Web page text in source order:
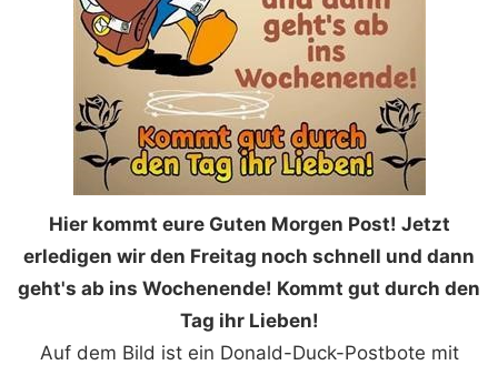
Hier kommt eure Guten Morgen Post! Jetzt
erledigen wir den Freitag noch schnell und dann
geht's ab ins Wochenende! Kommt gut durch den
Tag ihr Lieben!
Auf dem Bild ist ein Donald-Duck-Postbote mit